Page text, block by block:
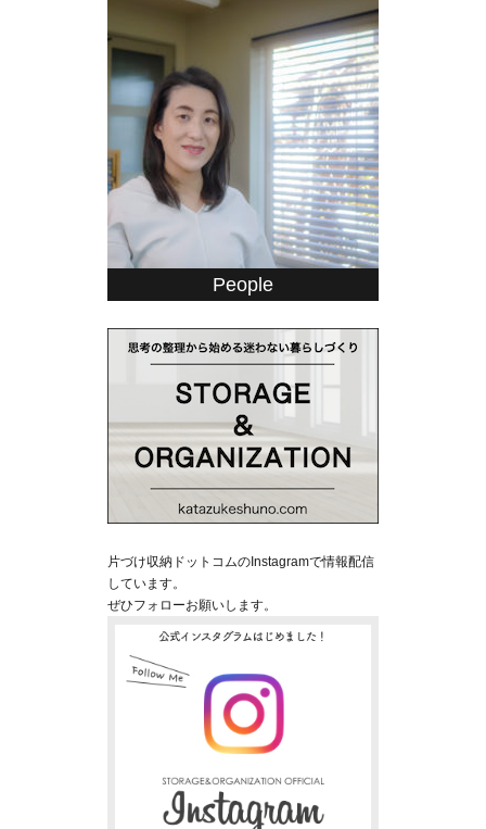
People
片づけ収納ドットコムのInstagramで情報配信
しています。
ぜひフォローお願いします。